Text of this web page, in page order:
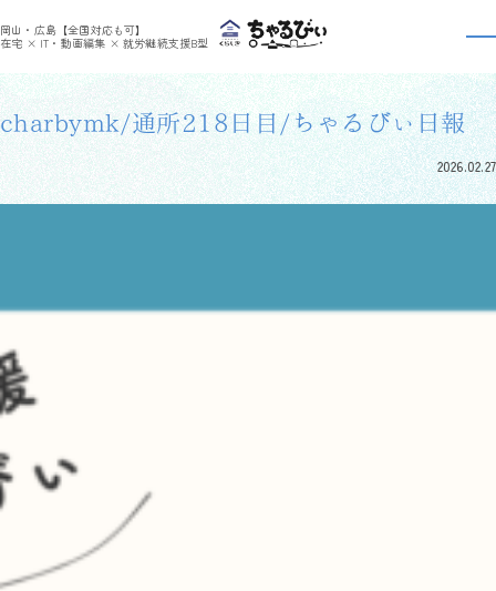
岡山・広島【全国対応も可】
在宅 × IT・動画編集 × 就労継続支援B型
利用者さんの日報 >
利用者さんの日報
charbymk/通所218日目/ちゃるびぃ日報
2026.02.27